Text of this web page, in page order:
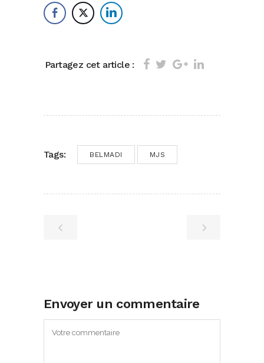
Partagez cet article :
Tags: BELMADI MJS
Envoyer un commentaire